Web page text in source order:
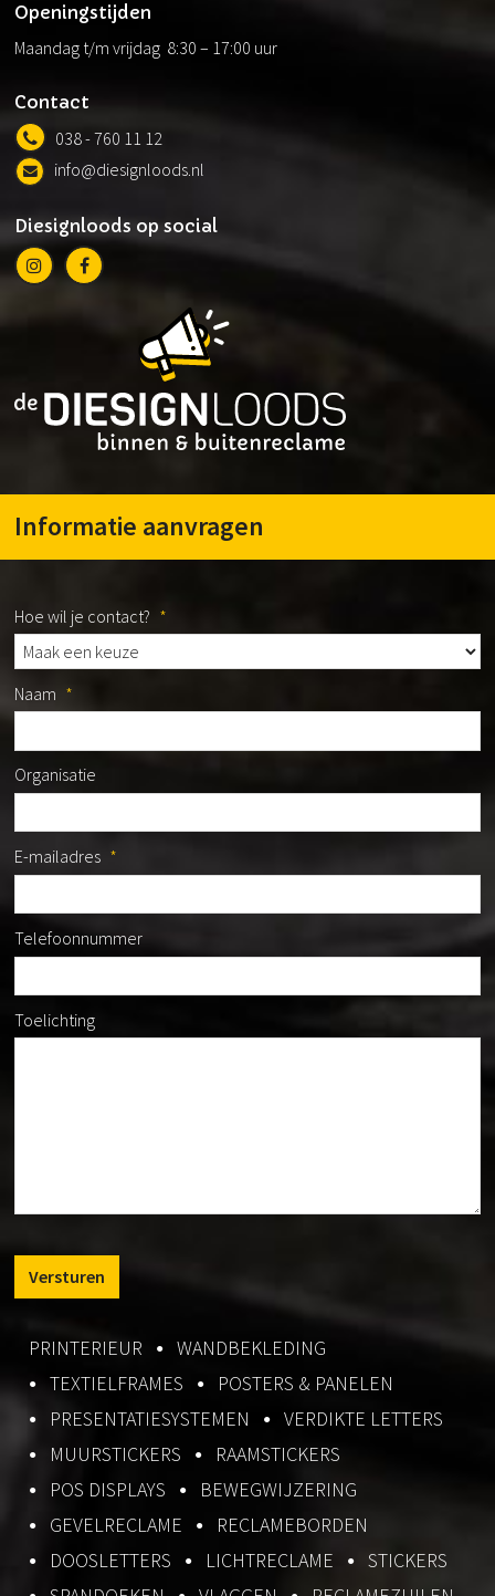
Openingstijden
Maandag t/m vrijdag 8:30 – 17:00 uur
Contact
038 - 760 11 12
info@diesignloods.nl
Diesignloods op social
Informatie aanvragen
Hoe wil je contact? *
Naam *
Organisatie
E-mailadres *
Telefoonnummer
Toelichting
PRINTERIEUR
WANDBEKLEDING
TEXTIELFRAMES
POSTERS & PANELEN
PRESENTATIESYSTEMEN
VERDIKTE LETTERS
MUURSTICKERS
RAAMSTICKERS
POS DISPLAYS
BEWEGWIJZERING
GEVELRECLAME
RECLAMEBORDEN
DOOSLETTERS
LICHTRECLAME
STICKERS